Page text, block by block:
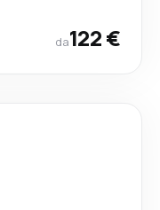
da122 €